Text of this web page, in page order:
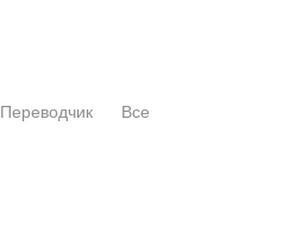
Переводчик Все